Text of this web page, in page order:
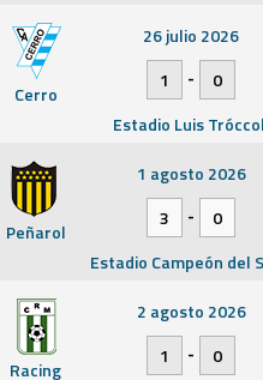
Cerro
26 julio 2026
1
-
0
Estadio Luis
Peñarol
1 agosto 2026
3
-
0
Estadio Campeón del
Racing
2 agosto 2026
1
-
0